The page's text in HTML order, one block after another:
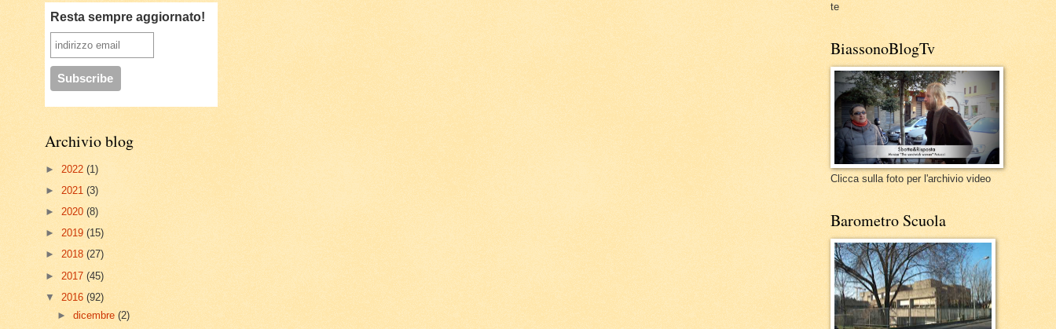
Resta sempre aggiornato!
Archivio blog
► 2022 (1)
► 2021 (3)
► 2020 (8)
► 2019 (15)
► 2018 (27)
► 2017 (45)
▼ 2016 (92)
►dicembre(2)
te
BiassonoBlogTv
Clicca sulla foto per l'archivio video
Barometro Scuola